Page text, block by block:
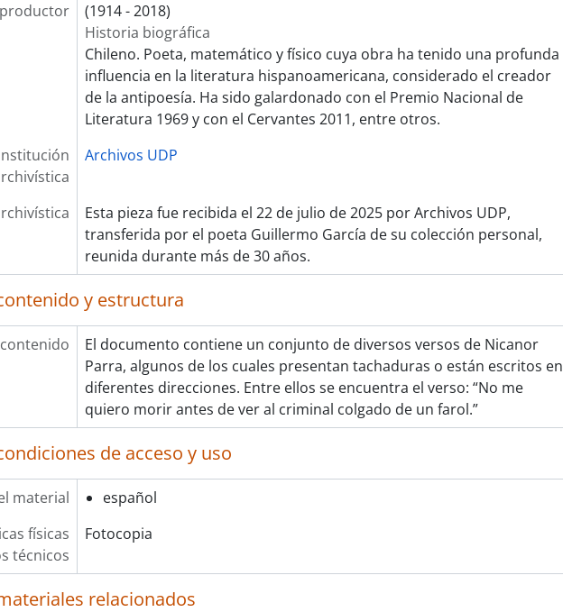
productor
(1914 - 2018)
Historia biográfica
Chileno. Poeta, matemático y físico cuya obra ha tenido una profunda
influencia en la literatura hispanoamericana, considerado el creador
de la antipoesía. Ha sido galardonado con el Premio Nacional de
Literatura 1969 y con el Cervantes 2011, entre otros.
Archivos UDP
Esta pieza fue recibida el 22 de julio de 2025 por Archivos UDP,
transferida por el poeta Guillermo García de su colección personal,
reunida durante más de 30 años.
y estructura
El documento contiene un conjunto de diversos versos de Nicanor
Parra, algunos de los cuales presentan tachaduras o están escritos en
diferentes direcciones. Entre ellos se encuentra el verso: “No me
quiero morir antes de ver al criminal colgado de un farol.”
de acceso y uso
material
español
físicas
técnicos
Fotocopia
relacionados